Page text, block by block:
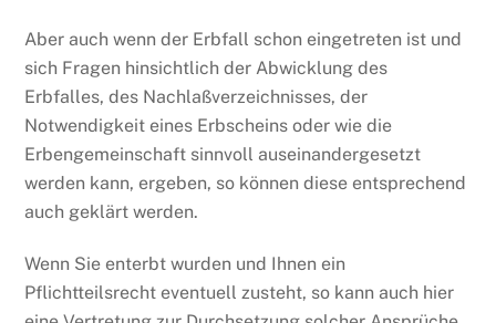
Aber auch wenn der Erbfall schon eingetreten ist und
sich Fragen hinsichtlich der Abwicklung des
Erbfalles, des Nachlaßverzeichnisses, der
Notwendigkeit eines Erbscheins oder wie die
Erbengemeinschaft sinnvoll auseinandergesetzt
werden kann, ergeben, so können diese entsprechend
auch geklärt werden.
Wenn Sie enterbt wurden und Ihnen ein
Pflichtteilsrecht eventuell zusteht, so kann auch hier